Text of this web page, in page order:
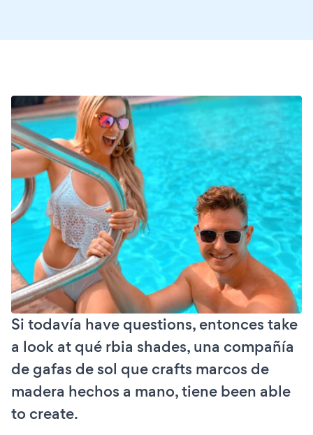
Si todavía have questions, entonces take
a look at qué rbia shades, una compañía
de gafas de sol que crafts marcos de
madera hechos a mano, tiene been able
to create.